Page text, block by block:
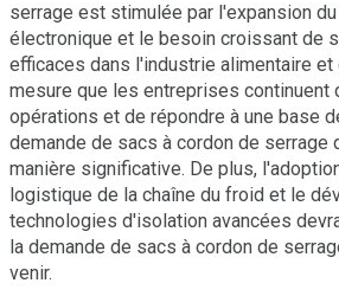
serrage est stimulée par l'expansion
électronique et le besoin croissant de
efficaces dans l'industrie alimentaire
mesure que les entreprises continuent
opérations et de répondre à une base
demande de sacs à cordon de serrage
manière significative. De plus,
logistique de la chaîne du froid et le
technologies d'isolation avancées
la demande de sacs à cordon de
venir.